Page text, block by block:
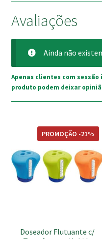
Avaliações
Ainda não
Apenas clientes com
produto podem deixar
Doseador Flutuante c/
PROMOÇÃO -21%